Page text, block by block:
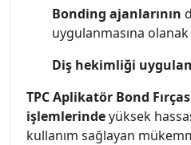
Bonding ajanlarının
uygulanmasına olanak
Diş hekimliği
TPC Aplikatör Bond
işlemlerindeyüksek
kullanım sağlayan